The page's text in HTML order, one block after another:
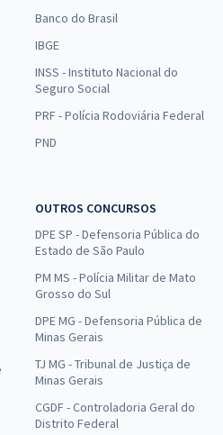
Banco do Brasil
IBGE
INSS - Instituto Nacional do
Seguro Social
PRF - Polícia Rodoviária Federal
PND
OUTROS CONCURSOS
DPE SP - Defensoria Pública do
Estado de São Paulo
PM MS - Polícia Militar de Mato
Grosso do Sul
DPE MG - Defensoria Pública de
Minas Gerais
TJ MG - Tribunal de Justiça de
Minas Gerais
CGDF - Controladoria Geral do
Distrito Federal